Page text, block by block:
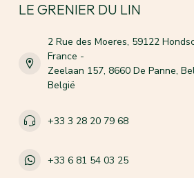
LE GRENIER DU LIN
2 Rue des Moeres, 59122
France -
Zeelaan 157, 8660 De Panne,
België
+33 3 28 20 79 68
+33 6 81 54 03 25